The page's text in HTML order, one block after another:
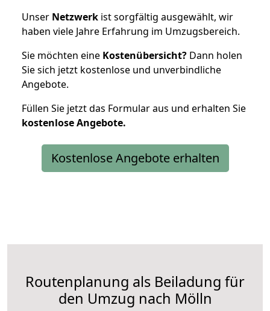
Unser Netzwerk ist sorgfältig ausgewählt, wir
haben viele Jahre Erfahrung im Umzugsbereich.
Sie möchten eine Kostenübersicht? Dann holen
Sie sich jetzt kostenlose und unverbindliche
Angebote.
Füllen Sie jetzt das Formular aus und erhalten Sie
kostenloseAngebote.
Kostenlose Angebote erhalten
Routenplanung als Beiladung für
den Umzug nach Mölln